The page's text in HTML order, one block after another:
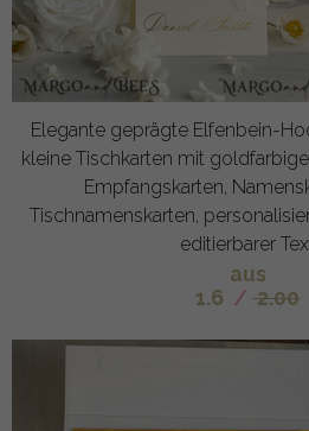
Elegante geprägte Elfenbein-
kleine Tischkarten mit
Empfangskarten,
Tischnamenskarten,
editierbarer
aus
1.6 / 2.00